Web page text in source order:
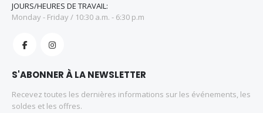
JOURS/HEURES DE TRAVAIL:
Monday - Friday / 10:30 a.m. - 6:30 p.m
S'ABONNER À LA NEWSLETTER
Recevez toutes les dernières informations sur les événements, les
soldes et les offres.